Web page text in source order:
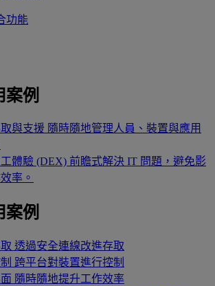
功能
案例
與支援 隨時隨地管理人員、裝置與應用
體驗 (DEX) 前瞻式解決 IT 問題，避免影
率。
案例
透過安全連線改進存取
跨平台對裝置進行控制
隨時隨地提升工作效率